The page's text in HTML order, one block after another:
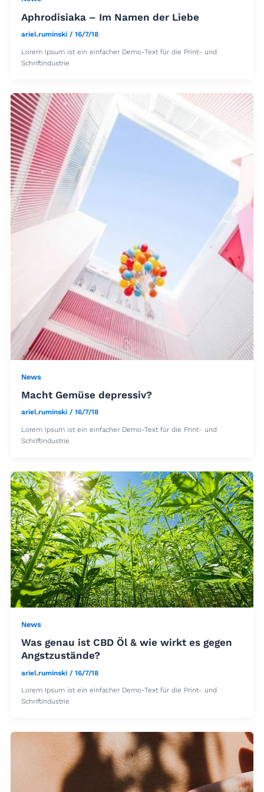
Aphrodisiaka – Im Namen der Liebe
ariel.ruminski/16/7/18
Lorem Ipsum ist ein einfacher Demo-Text für die Print- und
Schriftindustrie
News
Macht Gemüse depressiv?
ariel.ruminski/16/7/18
Lorem Ipsum ist ein einfacher Demo-Text für die Print- und
Schriftindustrie
News
Was genau ist CBD Öl & wie wirkt es gegen
Angstzustände?
ariel.ruminski /16/7/18
Lorem Ipsum ist ein einfacher Demo-Text für die Print- und
Schriftindustrie